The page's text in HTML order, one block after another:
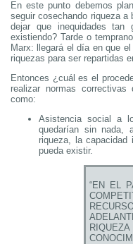
En este punto debemos
seguir cosechando riqueza
dejar que inequidades
existiendo? Tarde o
Marx: llegará el día en que
riquezas para ser repartidas
Entonces ¿cuál es el
realizar normas
como:
Asistencia social a
quedarían sin nada,
riqueza, la
pueda existir.
“EN EL